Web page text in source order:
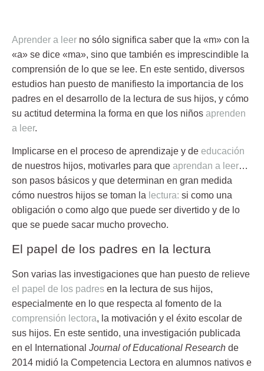
Aprender a leer no sólo significa saber que la «m» con la
«a» se dice «ma», sino que también es imprescindible la
comprensión de lo que se lee. En este sentido, diversos
estudios han puesto de manifiesto la importancia de los
padres en el desarrollo de la lectura de sus hijos, y cómo
su actitud determina la forma en que los niños aprenden
a leer.
Implicarse en el proceso de aprendizaje y de educación
de nuestros hijos, motivarles para que aprendan a leer…
son pasos básicos y que determinan en gran medida
cómo nuestros hijos se toman la lectura: si como una
obligación o como algo que puede ser divertido y de lo
que se puede sacar mucho provecho.
El papel de los padres en la lectura
Son varias las investigaciones que han puesto de relieve
el papel de los padres en la lectura de sus hijos,
especialmente en lo que respecta al fomento de la
comprensión lectora, la motivación y el éxito escolar de
sus hijos. En este sentido, una investigación publicada
en el International Journal of Educational Research de
2014 midió la Competencia Lectora en alumnos nativos e